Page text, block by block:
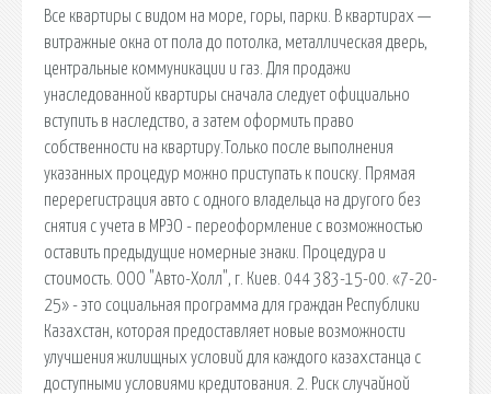
Все квартиры с видом на море, горы, парки. В квартирах —
витражные окна от пола до потолка, металлическая дверь,
центральные коммуникации и газ. Для продажи
унаследованной квартиры сначала следует официально
вступить в наследство, а затем оформить право
собственности на квартиру.Только после выполнения
указанных процедур можно приступать к поиску. Прямая
перерегистрация авто с одного владельца на другого без
снятия с учета в МРЭО - переоформление с возможностью
оставить предыдущие номерные знаки. Процедура и
стоимость. ООО "Авто-Холл", г. Киев. 044 383-15-00. «7-20-
25» - это социальная программа для граждан Республики
Казахстан, которая предоставляет новые возможности
улучшения жилищных условий для каждого казахстанца с
доступными условиями кредитования. 2. Риск случайной